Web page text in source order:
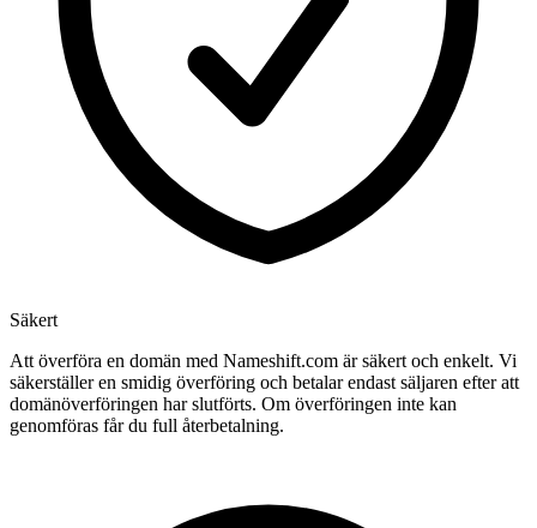
Säkert
Att överföra en domän med Nameshift.com är säkert och enkelt. Vi
säkerställer en smidig överföring och betalar endast säljaren efter att
domänöverföringen har slutförts. Om överföringen inte kan
genomföras får du full återbetalning.